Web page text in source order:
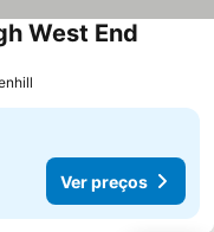
West End
Ver preços